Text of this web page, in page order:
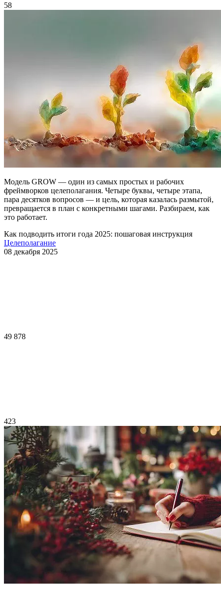
58
Модель GROW — один из самых простых и рабочих
фреймворков целеполагания. Четыре буквы, четыре этапа,
пара десятков вопросов — и цель, которая казалась размытой,
превращается в план с конкретными шагами. Разбираем, как
это работает.
Как подводить итоги года 2025: пошаговая инструкция
Целеполагание
08 декабря 2025
49 878
423